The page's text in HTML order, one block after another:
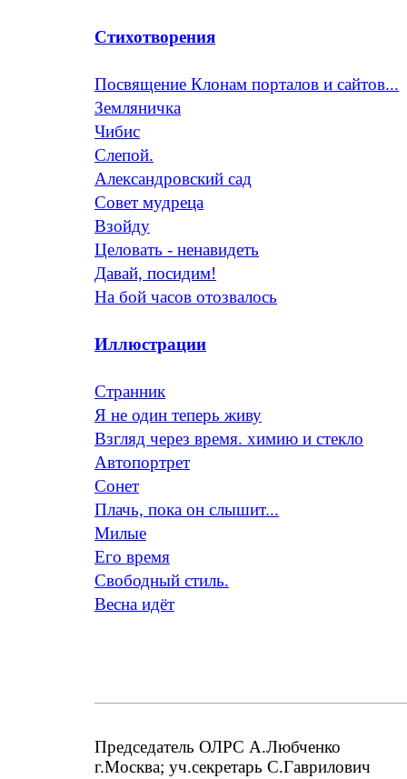
Стихотворения
Посвящение Клонам порталов и сайтов...
Земляничка
Чибис
Слепой.
Александровский сад
Совет мудреца
Взойду
Целовать - ненавидеть
Давай, посидим!
На бой часов отозвалось
Иллюстрации
Странник
Я не один теперь живу
Взгляд через время. химию и стекло
Автопортрет
Сонет
Плачь, пока он слышит...
Милые
Его время
Свободный стиль.
Весна идёт
Председатель ОЛРС А.Любченко
г.Москва; уч.секретарь С.Гаврилович